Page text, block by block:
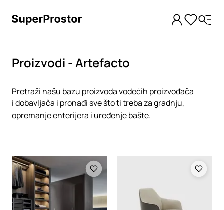
Proizvodi - Artefacto
Pretraži našu bazu proizvoda vodećih proizvođača
i dobavljača i pronađi sve što ti treba za gradnju,
opremanje enterijera i uređenje bašte.
Loading